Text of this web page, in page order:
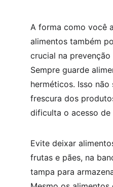
A forma como você
alimentos também
crucial na
Sempre guarde
herméticos. Isso não
frescura dos
dificulta o acesso
Evite deixar
frutas e pães, na
tampa para